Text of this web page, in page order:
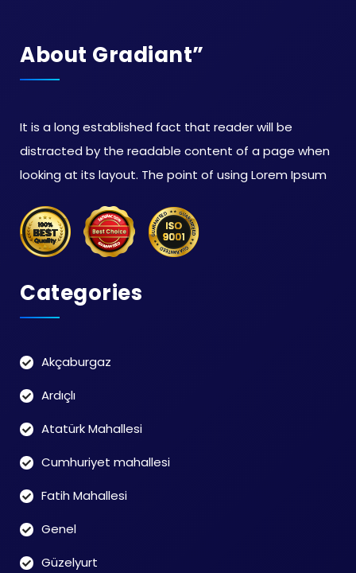
About Gradiant”
It is a long established fact that reader will be
distracted by the readable content of a page when
looking at its layout. The point of using Lorem Ipsum
Categories
Akçaburgaz
Ardıçlı
Atatürk Mahallesi
Cumhuriyet mahallesi
Fatih Mahallesi
Genel
Güzelyurt